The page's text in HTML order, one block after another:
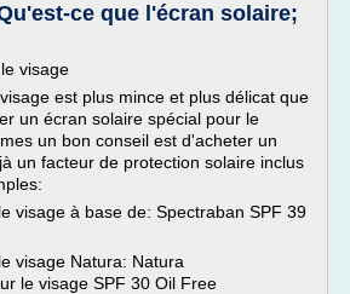
ce que l'écran solaire;
visage
est plus mince et plus délicat que
un écran solaire spécial pour le
un bon conseil est d'acheter un
un facteur de protection solaire inclus
visage à base de: Spectraban SPF 39
visage Natura: Natura
le visage SPF 30 Oil Free